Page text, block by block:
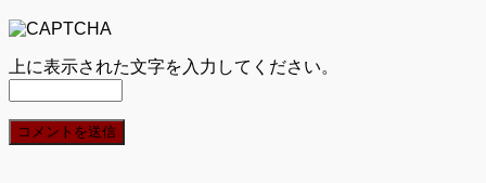
上に表示された文字を入力してください。